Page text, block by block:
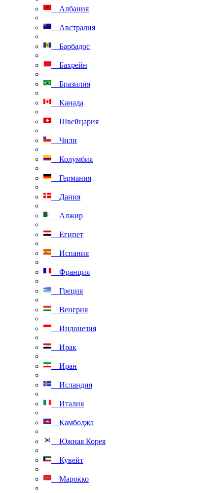
Албания
Австралия
Барбадос
Бахрейн
Бразилия
Канада
Швейцария
Чили
Колумбия
Германия
Дания
Алжир
Египет
Испания
Франция
Греция
Венгрия
Индонезия
Ирак
Иран
Исландия
Италия
Камбоджа
Южная Корея
Кувейт
Марокко